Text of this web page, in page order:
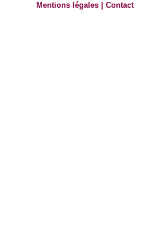
Mentions légales |Contact